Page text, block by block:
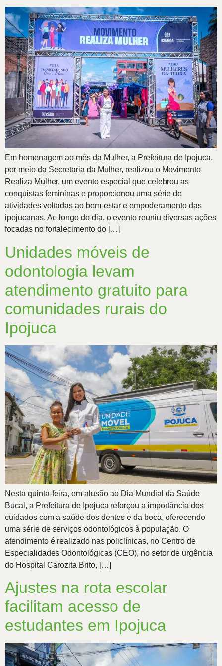
Em homenagem ao mês da Mulher, a Prefeitura de Ipojuca,
por meio da Secretaria da Mulher, realizou o Movimento
Realiza Mulher, um evento especial que celebrou as
conquistas femininas e proporcionou uma série de
atividades voltadas ao bem-estar e empoderamento das
ipojucanas. Ao longo do dia, o evento reuniu diversas ações
focadas no fortalecimento do […]
Unidades móveis de
odontologia levam
atendimento gratuito para
comunidades rurais do
Ipojuca
Nesta quinta-feira, em alusão ao Dia Mundial da Saúde
Bucal, a Prefeitura de Ipojuca reforçou a importância dos
cuidados com a saúde dos dentes e da boca, oferecendo
uma série de serviços odontológicos à população. O
atendimento é realizado nas policlínicas, no Centro de
Especialidades Odontológicas (CEO), no setor de urgência
do Hospital Carozita Brito, […]
Ajustes na rota escolar
facilitam acesso de
estudantes em Ipojuca